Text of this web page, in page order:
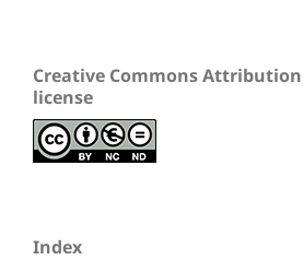
Creative Commons Attribution
license
Index